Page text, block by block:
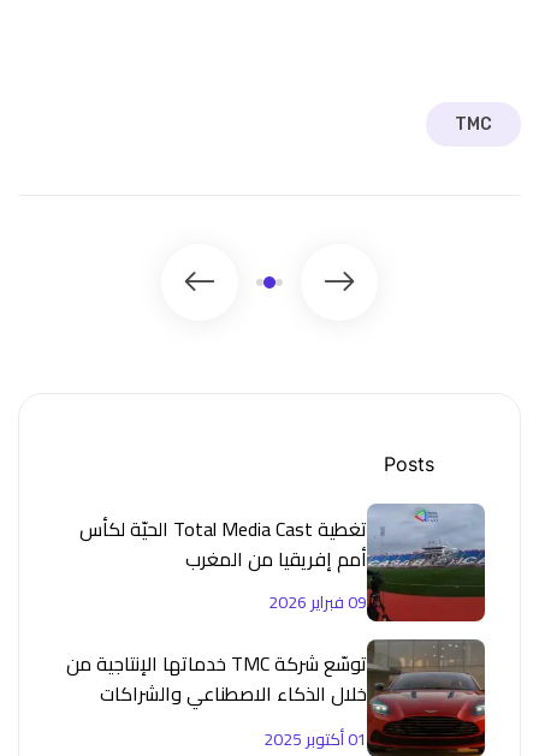
TMC
Posts
تغطية Total Media Cast الحيّة لكأس
أمم إفريقيا من المغرب
09 فبراير 2026
توسّع شركة TMC خدماتها الإنتاجية من
خلال الذكاء الاصطناعي والشراكات
الاستراتيجية01 أكتوبر 2025